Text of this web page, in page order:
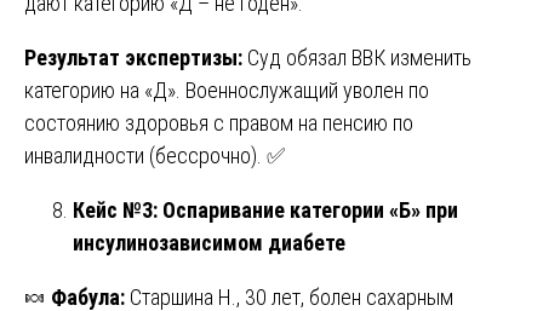
Результат экспертизы: Суд обязал ВВК изменить
категорию на «Д». Военнослужащий уволен по
состоянию здоровья с правом на пенсию по
инвалидности (бессрочно). ✅
Кейс №3: Оспаривание категории «Б» при
инсулинозависимом диабете
🍬 Фабула: Старшина Н., 30 лет, болен сахарным